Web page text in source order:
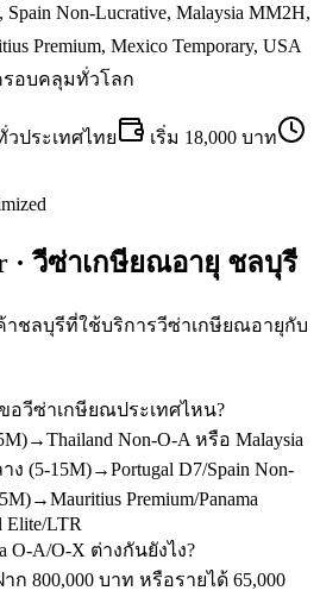
Spain Non-Lucrative, Malaysia MM2H,
Premium, Mexico Temporary, USA
รอบคลุมทั่วโลก
วประเทศไทย เริ่ม 18,000 บาท
· วีซ่าเกษียณอายุ ชลบุรี
ชลบุรีที่ใช้บริการวีซ่าเกษียณอายุกับ
อวีซ่าเกษียณประเทศไหน?
Non-O-A หรือ Malaysia
ง (5-15M)→Portugal D7/Spain Non-
Premium/Panama
Elite/LTR
O-A/O-X ต่างกันยังไง?
ก 800,000 บาท หรือรายได้ 65,000